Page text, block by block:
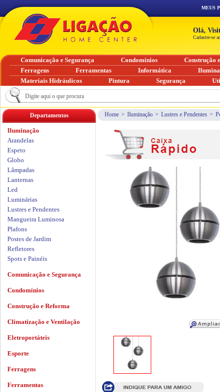
Home > Iluminação > Lustres e Pendentes >
Departamentos
Iluminação
Arandelas
Espeto
Globo
Lâmpadas
Lanternas
Led
Luminárias
Lustres e Pendentes
Mangueira Luminosa
Plafons
Postes de Jardim
Refletores
Spots e Painéis
Comunicação e Segurança
Condomínios
Construção e Reforma
Climatização e Ventilação
Eletroportáteis
Esporte
Ferragens
Ferramentas
MEUS
Olá,
Cadastre-se
Comunicação e Segurança Condomínios
Construção
Ferragens
Ferramentas Informática
Materiais Hidráulicos
Pintura Segurança